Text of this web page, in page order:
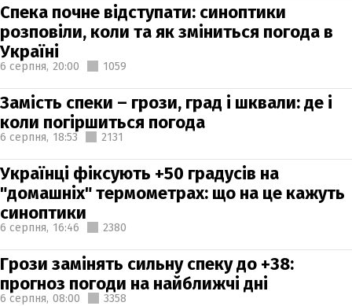
Спека почне відступати: синоптики
розповіли, коли та як зміниться погода в
Україні
6 серпня, 20:00 1059
Замість спеки – грози, град і шквали: де і
коли погіршиться погода
6 серпня, 18:53 2131
Українці фіксують +50 градусів на
"домашніх" термометрах: що на це кажуть
синоптики
6 серпня, 16:46 2380
Грози замінять сильну спеку до +38:
прогноз погоди на найближчі дні
6 серпня, 08:00 3358